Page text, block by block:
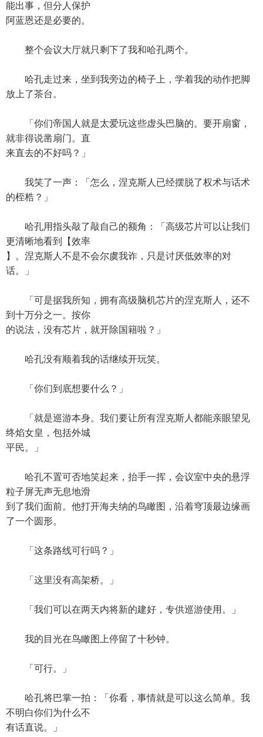
能出事，但分人保护
阿蓝恩还是必要的。
整个会议大厅就只剩下了我和哈孔两个。
哈孔走过来，坐到我旁边的椅子上，学着我的动作把脚
放上了茶台。
「你们帝国人就是太爱玩这些虚头巴脑的。要开扇窗，
就非得说凿扇门。直
来直去的不好吗？」
我笑了一声：「怎么，涅克斯人已经摆脱了权术与话术
的桎梏？」
哈孔用指头敲了敲自己的额角：「高级芯片可以让我们
更清晰地看到【效率
】。涅克斯人不是不会尔虞我诈，只是讨厌低效率的对
话。」
「可是据我所知，拥有高级脑机芯片的涅克斯人，还不
到十万分之一。按你
的说法，没有芯片，就开除国籍啦？」
哈孔没有顺着我的话继续开玩笑。
「你们到底想要什么？」
「就是巡游本身。我们要让所有涅克斯人都能亲眼望见
终焰女皇，包括外城
平民。」
哈孔不置可否地笑起来，抬手一挥，会议室中央的悬浮
粒子屏无声无息地滑
到了我们面前。他打开海夫纳的鸟瞰图，沿着穹顶最边缘画
了一个圆形。
「这条路线可行吗？」
「这里没有高架桥。」
「我们可以在两天内将新的建好，专供巡游使用。」
我的目光在鸟瞰图上停留了十秒钟。
「可行。」
哈孔将巴掌一拍：「你看，事情就是可以这么简单。我
不明白你们为什么不
有话直说。」